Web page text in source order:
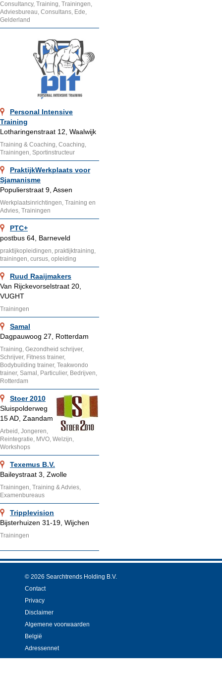
Consultancy, Training, Trainingen,
Adviesbureau, Consultans, Ede,
Gelderland
Personal Intensive
Training
Lotharingenstraat 12, Waalwijk
Training & Coaching, Coaching,
Trainingen, Sportinstructeur
PraktijkWerkplaats voor
Sjamanisme
Populierstraat 9, Assen
Werkplaatsinrichtingen, Training en
Advies, Trainingen
PTC+
postbus 64, Barneveld
praktijkopleidingen, praktijktraining,
trainingen, cursus, opleiding
Ruud Raaijmakers
Van Rijckevorselstraat 20,
VUGHT
Trainingen
Samal
Dagpauwoog 27, Rotterdam
Training, Gezondheid schrijver,
Schrijver, Fitness trainer,
Bodybuilding trainer, Teakwondo
trainer, Samal, Particulier, Bedrijven,
Rotterdam
Stoer 2010
Sluispolderweg
15 AD, Zaandam
Arbeid, Jongeren,
Reintegratie, MVO, Welzijn,
Workshops
Texemus B.V.
Baileystraat 3, Zwolle
Trainingen, Training & Advies,
Examenbureaus
Tripplevision
Bijsterhuizen 31-19, Wijchen
Trainingen
© 2026 Searchtrends Holding B.V.
Contact
Privacy
Disclaimer
Algemene voorwaarden
België
Adressennet